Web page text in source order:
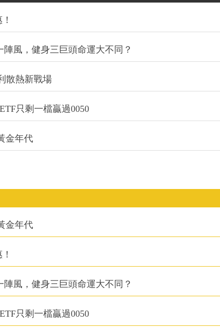
風，健身三巨頭命運大不同？
散熱新戰場
只剩一檔贏過0050
金年代
金年代
風，健身三巨頭命運大不同？
只剩一檔贏過0050